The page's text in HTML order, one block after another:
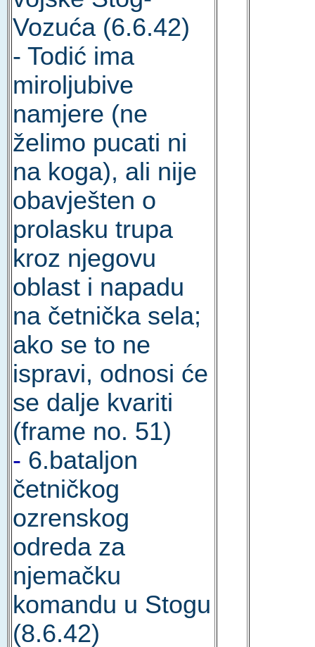
Vozuća (6.6.42)
- Todić ima
miroljubive
namjere (ne
želimo pucati ni
na koga), ali nije
obavješten o
prolasku trupa
kroz njegovu
oblast i napadu
na četnička sela;
ako se to ne
ispravi, odnosi će
se dalje kvariti
(frame no. 51)
- 6.bataljon
četničkog
ozrenskog
odreda za
njemačku
komandu u Stogu
(8.6.42)